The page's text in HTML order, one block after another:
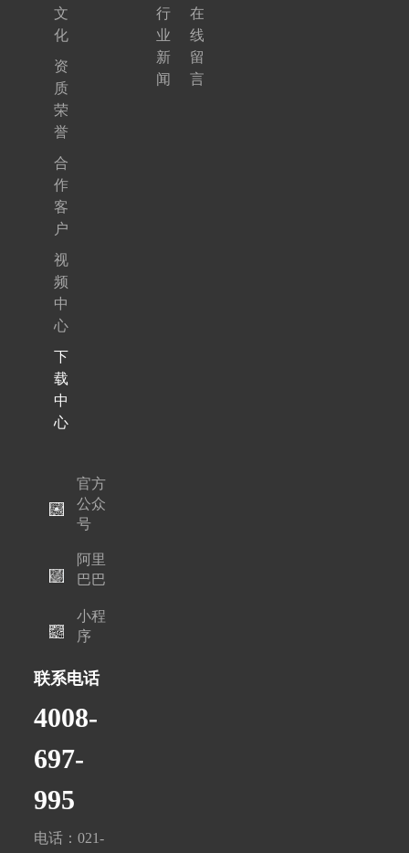
文
化
资
质
荣
誉
合
作
客
户
视
频
中
心
下
载
中
心
行
业
新
闻
在
线
留
言
官方
公众
号
阿里
巴巴
小程
序
联系电话
4008-
697-
995
电话：021-